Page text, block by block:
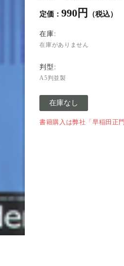
定価：990円 （税込）
在庫:
在庫がありません
判型:
A5判並製
在庫なし
書籍購入は弊社「早稲田正